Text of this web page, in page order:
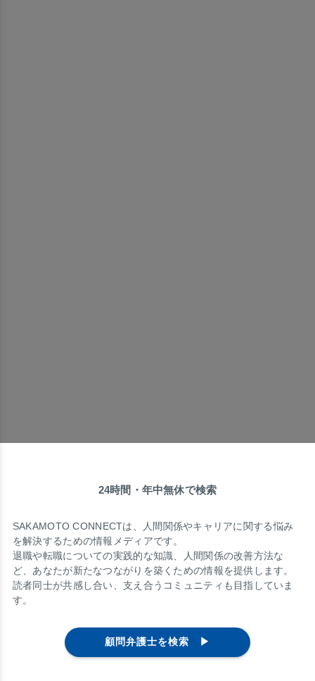
24時間・年中無休で検索
SAKAMOTO CONNECTは、人間関係やキャリアに関する悩み
を解決するための情報メディアです。
退職や転職についての実践的な知識、人間関係の改善方法な
ど、あなたが新たなつながりを築くための情報を提供します。
読者同士が共感し合い、支え合うコミュニティも目指していま
す。
顧問弁護士を検索 ▶